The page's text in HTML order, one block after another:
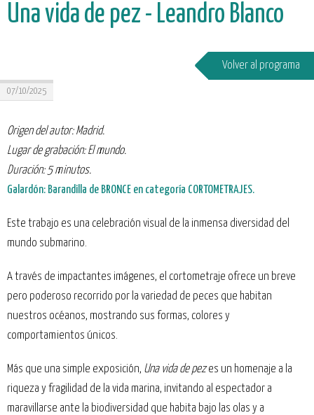
Una vida de pez - Leandro Blanco
Volver al programa
07/10/2025
Origen del autor: Madrid.
Lugar de grabación: El mundo.
Duración: 5 minutos.
Galardón: Barandilla de BRONCE en categoría CORTOMETRAJES.
Este trabajo es una celebración visual de la inmensa diversidad del
mundo submarino.
A través de impactantes imágenes, el cortometraje ofrece un breve
pero poderoso recorrido por la variedad de peces que habitan
nuestros océanos, mostrando sus formas, colores y
comportamientos únicos.
Más que una simple exposición, Una vida de pezes un homenaje a la
riqueza y fragilidad de la vida marina, invitando al espectador a
maravillarse ante la biodiversidad que habita bajo las olas y a